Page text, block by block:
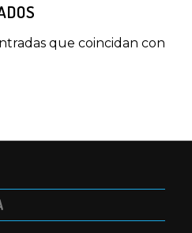
que coincidan con